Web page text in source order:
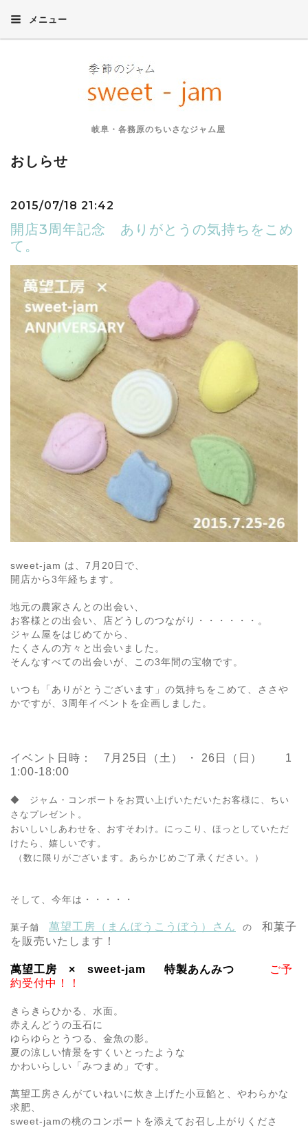
メニュー
岐阜・各務原のちいさなジャム屋
おしらせ
2015/07/18 21:42
開店3周年記念 ありがとうの気持ちをこめ
て。
sweet-jam は、7月20日で、
開店から3年経ちます。
地元の農家さんとの出会い、
お客様との出会い、店どうしのつながり・・・・・・。
ジャム屋をはじめてから、
たくさんの方々と出会いました。
そんなすべての出会いが、この3年間の宝物です。
いつも「ありがとうございます」の気持ちをこめて、ささや
かですが、3周年イベントを企画しました。
イベント日時： 7月25日（土） ・ 26日（日） 1
1:00-18:00
◆ ジャム・コンポートをお買い上げいただいたお客様に、 ちい
さなプレゼント。
おいしいしあわせを、おすそわけ。 にっこり、ほっとしていただ
けたら、嬉しいです。
（数に限りがございます。あらかじめご了承ください。）
そして、今年は・・・・・
菓子舗 萬望工房（まんぼうこうぼう）さん の 和菓子
を 販売いたします！
萬望工房 × sweet-jam 特製あんみつ
ご予
約受付中！！
きらきらひかる、水面。
赤えんどうの玉石に
ゆらゆらとうつる、金魚の影。
夏の涼しい情景をすくいとったような
かわいらしい「みつまめ」です。
萬望工房さんがていねいに炊き上げた小豆餡と、やわらかな
求肥、
sweet-jamの桃のコンポートを添えてお召し上がりくださ